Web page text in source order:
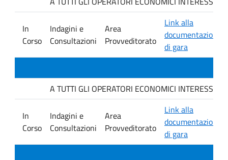
In
Corso
Indagini e
Consultazioni
Area
Provveditorato
Link alla
documentazione
di gara
A TUTTI GLI OPERATORI ECONOMICI
In
Corso
Indagini e
Consultazioni
Area
Provveditorato
Link alla
documentazione
di gara